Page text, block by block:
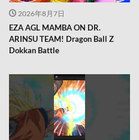
2026年8月7日
EZA AGL MAMBA ON DR.
ARINSU TEAM! Dragon Ball Z
Dokkan Battle